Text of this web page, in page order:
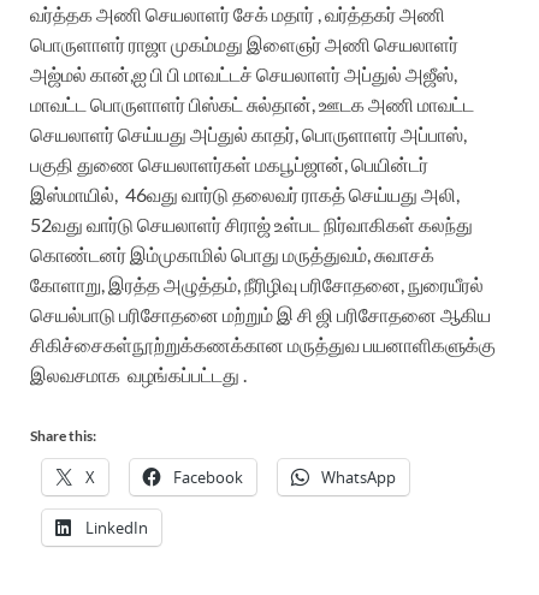
வர்த்தக அணி செயலாளர் சேக் மதார் , வர்த்தகர் அணி
பொருளாளர் ராஜா முகம்மது இளைஞர் அணி செயலாளர்
அஜ்மல் கான்,ஐ பி பி மாவட்டச் செயலாளர் அப்துல் அஜீஸ்,
மாவட்ட பொருளாளர் பிஸ்கட் சுல்தான், ஊடக அணி மாவட்ட
செயலாளர் செய்யது அப்துல் காதர், பொருளாளர் அப்பாஸ்,
பகுதி துணை செயலாளர்கள் மகபூப்ஜான், பெயின்டர்
இஸ்மாயில், 46வது வார்டு தலைவர் ராகத் செய்யது அலி,
52வது வார்டு செயலாளர் சிராஜ் உள்பட நிர்வாகிகள் கலந்து
கொண்டனர் இம்முகாமில் பொது மருத்துவம், சுவாசக்
கோளாறு, இரத்த அழுத்தம், நீரிழிவு பரிசோதனை, நுரையீரல்
செயல்பாடு பரிசோதனை மற்றும் இ சி ஜி பரிசோதனை ஆகிய
சிகிச்சைகள்நூற்றுக்கணக்கான மருத்துவ பயனாளிகளுக்கு
இலவசமாக வழங்கப்பட்டது .
Share this:
X Facebook WhatsApp
LinkedIn